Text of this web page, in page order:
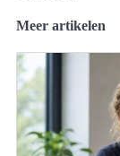
Meer artikelen